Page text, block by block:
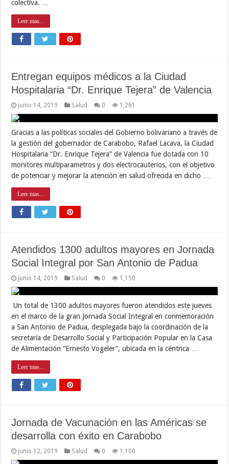
colectiva. …
Leer mas...
Entregan equipos médicos a la Ciudad
Hospitalaria “Dr. Enrique Tejera” de Valencia
junio 14, 2019 Salud 0 1,261
Gracias a las políticas sociales del Gobierno bolivariano a través de
la gestión del gobernador de Carabobo, Rafael Lacava, la Ciudad
Hospitalaria “Dr. Enrique Tejera” de Valencia fue dotada con 10
monitores multiparametros y dos electrocauterios, con el objetivo
de potenciar y mejorar la atención en salud ofrecida en dicho …
Leer mas...
Atendidos 1300 adultos mayores en Jornada
Social Integral por San Antonio de Padua
junio 14, 2019 Salud 0 1,150
Un total de 1300 adultos mayores fueron atendidos este jueves
en el marco de la gran Jornada Social Integral en conmemoración
a San Antonio de Padua, desplegada bajo la coordinación de la
secretaría de Desarrollo Social y Participación Popular en la Casa
de Alimentación “Ernesto Vogeler”, ubicada en la céntrica …
Leer mas...
Jornada de Vacunación en las Américas se
desarrolla con éxito en Carabobo
junio 12, 2019 Salud 0 1,100